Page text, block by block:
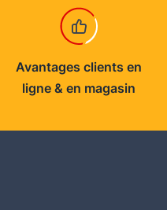
Avantages clients en
ligne & en magasin